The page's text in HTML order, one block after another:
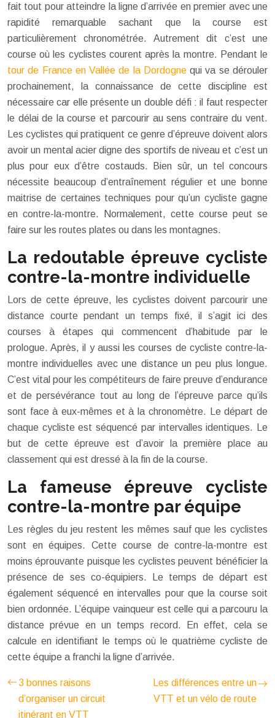
fait tout pour atteindre la ligne d’arrivée en premier avec une
rapidité remarquable sachant que la course est
particulièrement chronométrée. Autrement dit c’est une
course où les cyclistes courent après la montre. Pendant le
tour de France en Vallée de la Dordognequi va se dérouler
prochainement, la connaissance de cette discipline est
nécessaire car elle présente un double défi : il faut respecter
le délai de la course et parcourir au sens contraire du vent.
Les cyclistes qui pratiquent ce genre d’épreuve doivent alors
avoir un mental acier digne des sportifs de niveau et c’est un
plus pour eux d’être costauds. Bien sûr, un tel concours
nécessite beaucoup d’entraînement régulier et une bonne
maitrise de certaines techniques pour qu’un cycliste gagne
en contre-la-montre. Normalement, cette course peut se
faire sur les routes plates ou dans les montagnes.
La redoutable épreuve cycliste
contre-la-montre individuelle
Lors de cette épreuve, les cyclistes doivent parcourir une
distance courte pendant un temps fixé, il s’agit ici des
courses à étapes qui commencent d’habitude par le
prologue. Après, il y aussi les courses de cycliste contre-la-
montre individuelles avec une distance un peu plus longue.
C’est vital pour les compétiteurs de faire preuve d’endurance
et de persévérance tout au long de l’épreuve parce qu’ils
sont face à eux-mêmes et à la chronomètre. Le départ de
chaque cycliste est séquencé par intervalles identiques. Le
but de cette épreuve est d’avoir la première place au
classement qui est dressé à la fin de la course.
La fameuse épreuve cycliste
contre-la-montre par équipe
Les règles du jeu restent les mêmes sauf que les cyclistes
sont en équipes. Cette course de contre-la-montre est
moins éprouvante puisque les cyclistes peuvent bénéficier la
présence de ses co-équipiers. Le temps de départ est
également séquencé en intervalles pour que la course soit
bien ordonnée. L’équipe vainqueur est celle qui a parcouru la
distance prévue en un temps record. En effet, cela se
calcule en identifiant le temps où le quatrième cycliste de
cette équipe a franchi la ligne d’arrivée.
3 bonnes raisons
d’organiser un circuit
itinérant en VTT
Les différences entre un
VTT et un vélo de route